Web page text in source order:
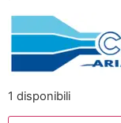
1 disponibili